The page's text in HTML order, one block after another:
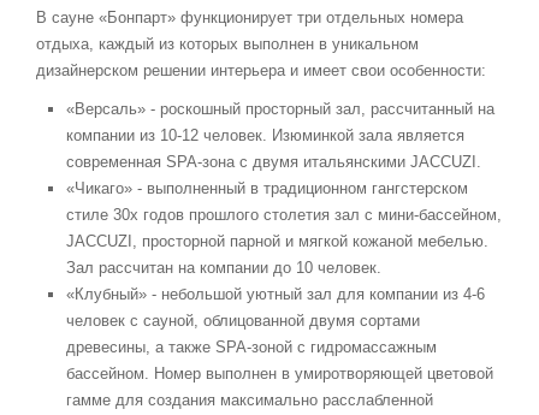
В сауне «Бонпарт» функционирует три отдельных номера
отдыха, каждый из которых выполнен в уникальном
дизайнерском решении интерьера и имеет свои особенности:
«Версаль» - роскошный просторный зал, рассчитанный на
компании из 10-12 человек. Изюминкой зала является
современная SPA-зона с двумя итальянскими JACCUZI.
«Чикаго» - выполненный в традиционном гангстерском
стиле 30х годов прошлого столетия зал с мини-бассейном,
JACCUZI, просторной парной и мягкой кожаной мебелью.
Зал рассчитан на компании до 10 человек.
«Клубный» - небольшой уютный зал для компании из 4-6
человек с сауной, облицованной двумя сортами
древесины, а также SPA-зоной с гидромассажным
бассейном. Номер выполнен в умиротворяющей цветовой
гамме для создания максимально расслабленной